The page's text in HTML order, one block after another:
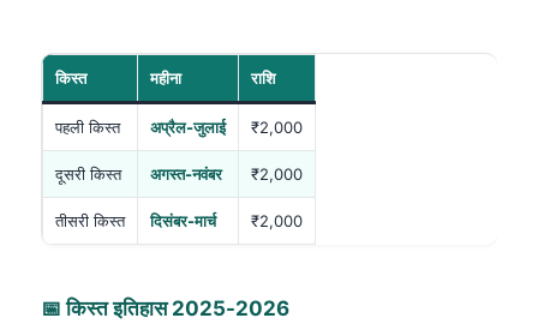
किस्त महीना राशि
पहली किस्त अप्रैल-जुलाई ₹2,000
दूसरी किस्त अगस्त-नवंबर ₹2,000
तीसरी किस्त दिसंबर-मार्च ₹2,000
📅 किस्त इतिहास 2025-2026